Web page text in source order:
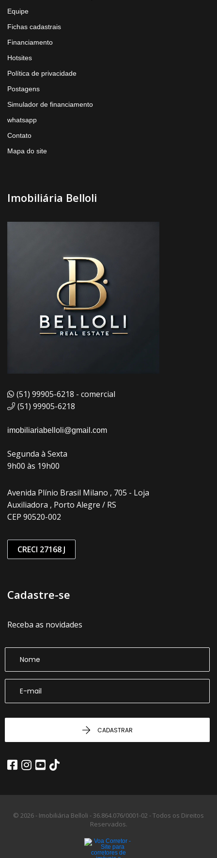
Equipe
Fichas cadastrais
Financiamento
Hotsites
Política de privacidade
Postagens
Simulador de financiamento
whatsapp
Contato
Mapa do site
Imobiliária Belloli
(51) 99905-6218 - comercial
(51) 99905-6218
imobiliariabelloli@gmail.com
Segunda à Sexta
9h00 às 19h00
Avenida Plínio Brasil Milano , 705 - Loja
Auxiliadora , Porto Alegre / RS
CEP 90520-002
CRECI 27168 J
Cadastre-se
Receba as novidades
CADASTRAR
© 2026 - Imobiliária Belloli -36.864.076/0001-02 -Todos os Direitos
Reservados.